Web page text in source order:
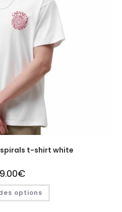
spirals t-shirt white
€
options